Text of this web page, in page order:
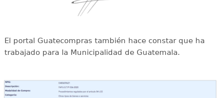
El portal Guatecompras también hace constar que ha
trabajado para la Municipalidad de Guatemala.